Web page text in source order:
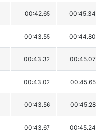
00:42.65 00:45.34
00:43.55 00:44.80
00:43.32 00:45.07
00:43.02 00:45.65
00:43.56 00:45.28
00:43.67 00:45.24